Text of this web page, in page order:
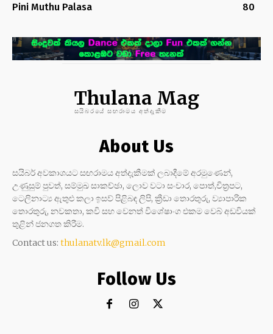
Pini Muthu Palasa
80
Thulana Mag
සයිබරයේ සඟරාමය අත්දැකීම
About Us
සයිබර් අවකාශයට සඟරාමය අත්දැකීමක් ලබාදීමේ අරමුණෙන්,
උණුසුම් පුවත්, සම්මුඛ සාකච්ඡා, ලොව වටා සංචාර, පොත්,චිත්‍රපට,
ටෙලිනාට්‍ය ඇතුළු කලා ඉසව් පිළිබඳ ලිපි, ක්‍රීඩා තොරතුරු, ව්‍යාපාරික
තොරතුරු, නවකතා, කවි සහ වෙනත් විශේෂාංග එකම වෙබ් අඩවියක්
තුළින් ජනගත කිරීම.
Contact us: thulanatv.lk@gmail.com
Follow Us